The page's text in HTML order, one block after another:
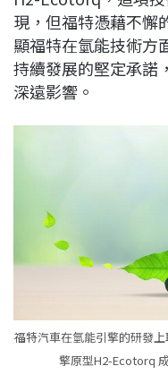
現，但福特憑藉不懈
顯福特在氫能技術方
持續發展的堅定承諾
深遠影響。
福特汽車在氫能引擎的研發
擎原型H2-Ecotorq